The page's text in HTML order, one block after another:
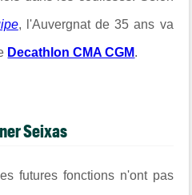
, l'Auvergnat de 35 ans va
Decathlon CMA CGM.
Seixas
futures fonctions n'ont pas